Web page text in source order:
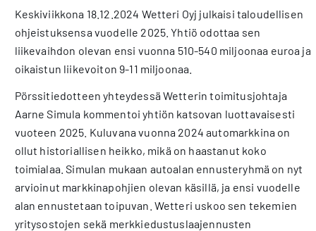
Keskiviikkona 18.12.2024 Wetteri Oyj julkaisi taloudellisen
ohjeistuksensa vuodelle 2025. Yhtiö odottaa sen
liikevaihdon olevan ensi vuonna 510-540 miljoonaa euroa ja
oikaistun liikevoiton 9-11 miljoonaa.
Pörssitiedotteen yhteydessä Wetterin toimitusjohtaja
Aarne Simula kommentoi yhtiön katsovan luottavaisesti
vuoteen 2025. Kuluvana vuonna 2024 automarkkina on
ollut historiallisen heikko, mikä on haastanut koko
toimialaa. Simulan mukaan autoalan ennusteryhmä on nyt
arvioinut markkinapohjien olevan käsillä, ja ensi vuodelle
alan ennustetaan toipuvan. Wetteri uskoo sen tekemien
yritysostojen sekä merkkiedustuslaajennusten